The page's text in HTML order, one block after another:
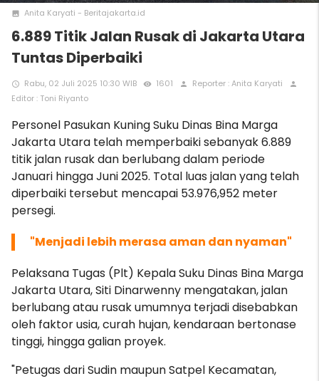
photo Anita Karyati - Beritajakarta.id
6.889 Titik Jalan Rusak di Jakarta Utara
Tuntas Diperbaiki
access_time Rabu, 02 Juli 2025 10:30 WIB remove_red_eye 1601 person Reporter : Anita Karyati person
Editor : Toni Riyanto
Personel Pasukan Kuning Suku Dinas Bina Marga
Jakarta Utara telah memperbaiki sebanyak 6.889
titik jalan rusak dan berlubang dalam periode
Januari hingga Juni 2025. Total luas jalan yang telah
diperbaiki tersebut mencapai 53.976,952 meter
persegi.
"Menjadi lebih merasa aman dan nyaman"
Pelaksana Tugas (Plt) Kepala Suku Dinas Bina Marga
Jakarta Utara, Siti Dinarwenny mengatakan, jalan
berlubang atau rusak umumnya terjadi disebabkan
oleh faktor usia, curah hujan, kendaraan bertonase
tinggi, hingga galian proyek.
"Petugas dari Sudin maupun Satpel Kecamatan,